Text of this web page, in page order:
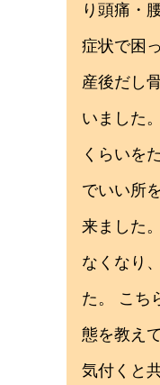
り頭痛・
症状で困
産後だし
いました
くらいを
でいい所
来ました
なくなり
た。 こち
態を教え
気付くと